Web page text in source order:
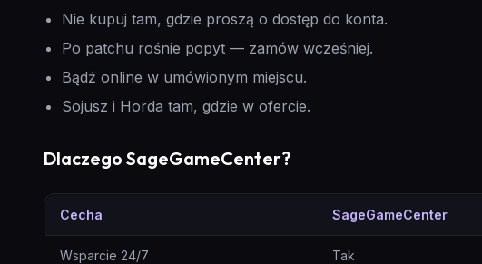
Nie kupuj tam, gdzie proszą o dostęp do konta.
Po patchu rośnie popyt — zamów wcześniej.
Bądź online w umówionym miejscu.
Sojusz i Horda tam, gdzie w ofercie.
Dlaczego SageGameCenter?
Cecha SageGameCenter
Wsparcie 24/7 Tak